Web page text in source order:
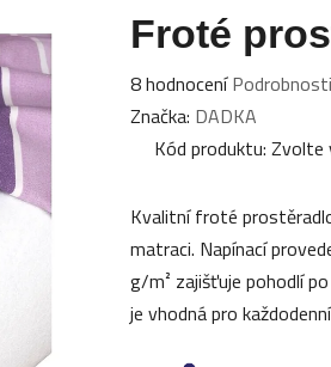
Froté
Průměrné
hodnocení
produktu
5,0
z
5
hvězdiček.
8 hodnocení
Značka: DADKA
Kód produktu: Zvolte
Kvalitní froté
matraci. Napínací
g/m² zajišťuje pohodlí
je vhodná pro